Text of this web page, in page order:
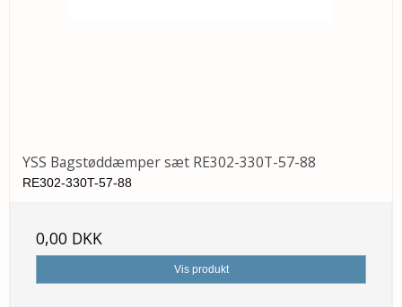
YSS Bagstøddæmper sæt RE302-330T-57-88
RE302-330T-57-88
0,00 DKK
Vis produkt